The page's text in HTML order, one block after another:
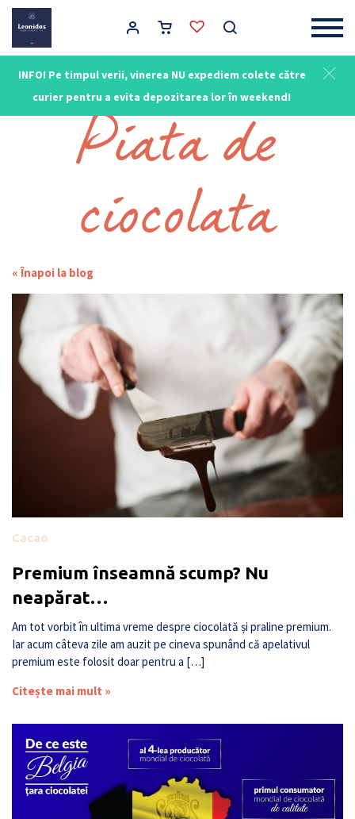
INFO! Pe timpul verii, vinerea NU expediem colete către
curier pentru a evita depozitarea lor în weekend!
Main Navigation
Piata de
ciocolata
« Înapoi la blog
Cacao
Premium înseamnă scump? Nu
neapărat…
Am tot vorbit în ultima vreme despre ciocolată și praline premium.
Iar acum câteva zile am auzit pe cineva spunând că apelativul
premium este folosit doar pentru a […]
Citește mai mult »